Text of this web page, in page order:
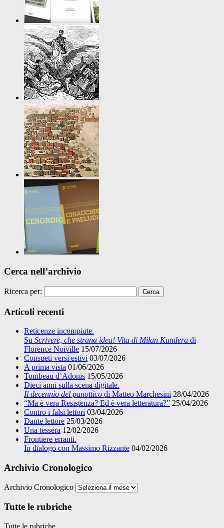
Cerca nell’archivio
Ricerca per:
Articoli recenti
Reticenze incompiute.
Su Scrivere, che strana idea! Vita di Milan Kundera di
Florence Noiville 15/07/2026
Consueti versi estivi 03/07/2026
A prima vista 01/06/2026
Tombeau d’Adonis 15/05/2026
Dieci anni sulla scena digitale.
Il decennio del panottico di Matteo Marchesini 28/04/2026
“Ma è vera Resistenza? Ed è vera letteratura?” 25/04/2026
Contro i falsi lettori 03/04/2026
Dante lettore 25/03/2026
Una tessera 12/02/2026
Frontiere erranti.
In dialogo con Massimo Rizzante 04/02/2026
Archivio Cronologico
Archivio Cronologico
Tutte le rubriche